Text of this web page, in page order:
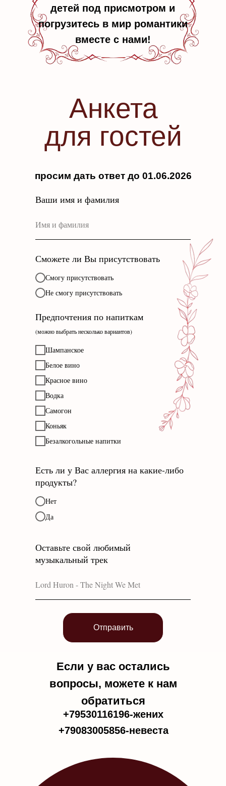
детей под присмотром и
погрузитесь в мир романтики
вместе с нами!
Анкета
для гостей
просим дать ответ до 01.06.2026
Ваши имя и фамилия
Сможете ли Вы присутствовать
Смогу присутствовать
Не смогу присутствовать
Предпочтения по напиткам
(можно выбрать несколько вариантов)
Шампанское
Белое вино
Красное вино
Водка
Самогон
Коньяк
Безалкогольные напитки
Есть ли у Вас аллергия на какие-либо
продукты?
Нет
Да
Оставьте свой любимый
музыкальный трек
Отправить
Если у вас остались
вопросы, можете к нам
обратиться
+79530116196-жених
+79083005856-невеста